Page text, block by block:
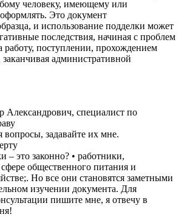
человеку, имеющему или
Это документ
и использование подделки может
последствия, начиная с проблем
поступлении, прохождением
административной
Александрович, специалист по
вопросы, задавайте их мне.
это законно? • работники,
общественного питания и
Но все они становятся заметными
изучении документа. Для
пишите мне, я отвечу в